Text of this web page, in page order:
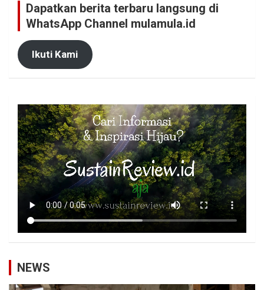
Dapatkan berita terbaru langsung di
WhatsApp Channel mulamula.id
Ikuti Kami
NEWS